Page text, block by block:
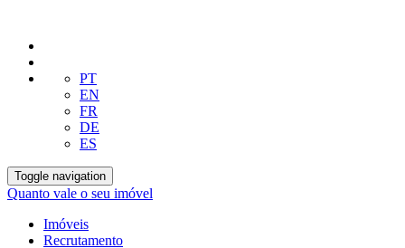
PT
EN
FR
DE
ES
Toggle navigation
Quanto vale o seu imóvel
Imóveis
Recrutamento